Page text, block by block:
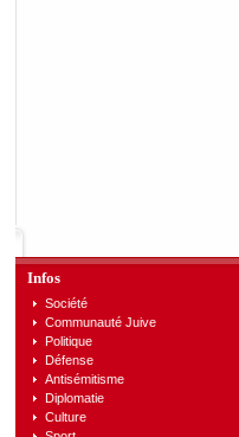
Infos
Société
Communauté Juive
Politique
Défense
Antisémitisme
Diplomatie
Culture